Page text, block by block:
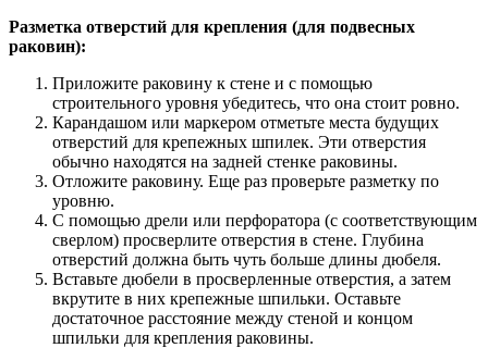
Разметка отверстий для крепления (для подвесных
раковин):
Приложите раковину к стене и с помощью
строительного уровня убедитесь, что она стоит ровно.
Карандашом или маркером отметьте места будущих
отверстий для крепежных шпилек. Эти отверстия
обычно находятся на задней стенке раковины.
Отложите раковину. Еще раз проверьте разметку по
уровню.
С помощью дрели или перфоратора (с соответствующим
сверлом) просверлите отверстия в стене. Глубина
отверстий должна быть чуть больше длины дюбеля.
Вставьте дюбели в просверленные отверстия, а затем
вкрутите в них крепежные шпильки. Оставьте
достаточное расстояние между стеной и концом
шпильки для крепления раковины.